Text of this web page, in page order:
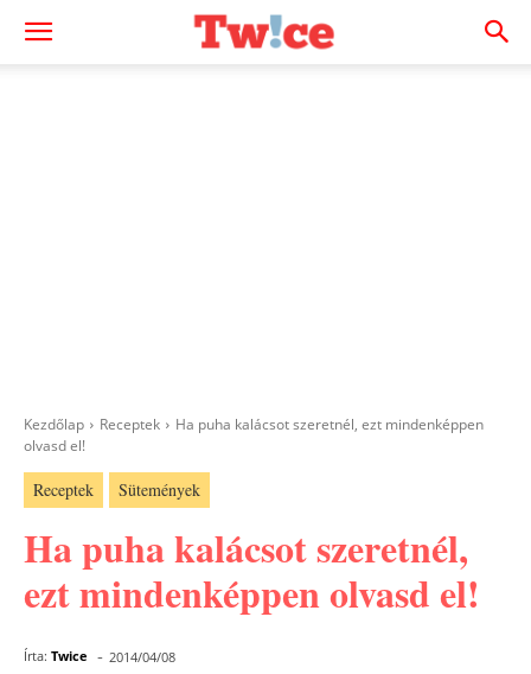
Kezdőlap Receptek
Ha puha kalácsot szeretnél, ezt mindenképpen
olvasd el!
Receptek Sütemények
Ha puha kalácsot szeretnél,
ezt mindenképpen olvasd el!
Írta: Twice - 2014/04/08